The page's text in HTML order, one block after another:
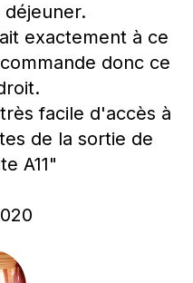
exactement à ce
donc ce
facile d'accès à
de la sortie de
A11"